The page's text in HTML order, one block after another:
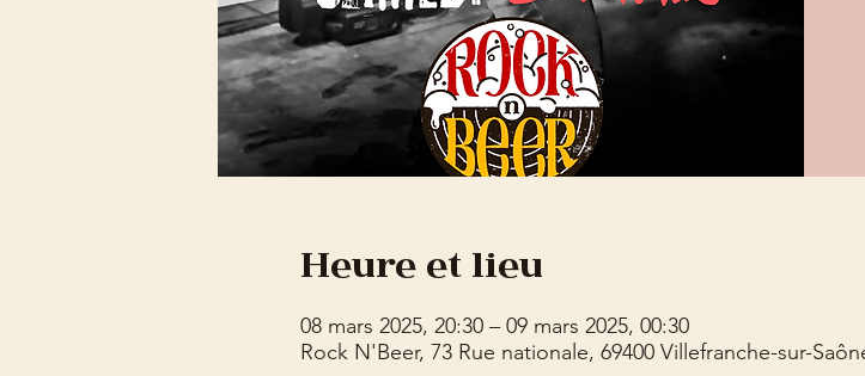
Heure et lieu
08 mars 2025, 20:30 – 09 mars 2025, 00:30
Rock N'Beer, 73 Rue nationale, 69400 Villefranche-sur-